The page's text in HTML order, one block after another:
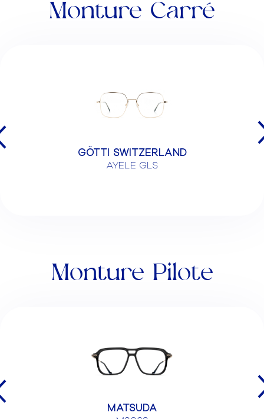
Monture Carré
GÖTTI SWITZERLAND
AYELE GLS
Monture Pilote
MATSUDA